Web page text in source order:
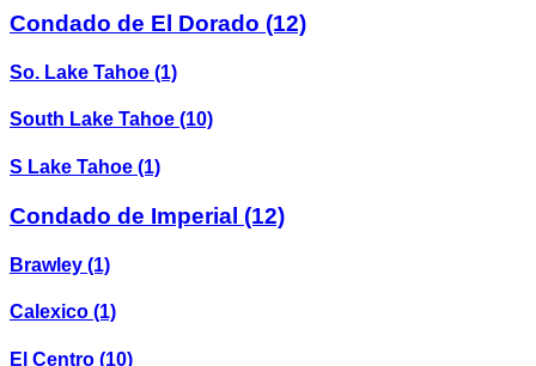
Condado de El Dorado (12)
So. Lake Tahoe (1)
South Lake Tahoe (10)
S Lake Tahoe (1)
Condado de Imperial (12)
Brawley (1)
Calexico (1)
El Centro (10)